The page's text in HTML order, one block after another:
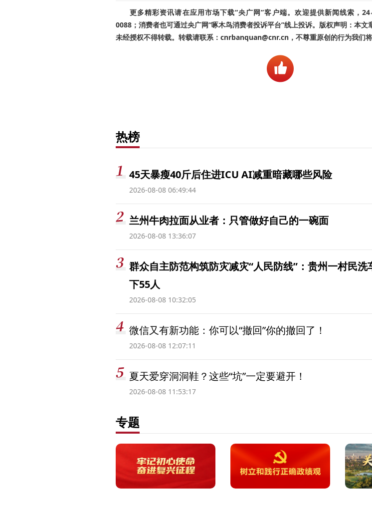
更多精彩资讯请在应用市场下载“央广网”客户端。欢迎提供新闻线索，
0088；消费者也可通过央广网“啄木鸟消费者投诉平台”线上投诉。版权声明：本文
未经授权不得转载。转载请联系：cnrbanquan@cnr.cn，不尊重原创的行为我们将
热榜
45天暴瘦40斤后住进ICU AI减重暗藏哪些风险
2026-08-08 06:49:44
兰州牛肉拉面从业者：只管做好自己的一碗面
2026-08-08 13:36:07
群众自主防范构筑防灾减灾“人民防线”：贵州一村民洗
下55人
2026-08-08 10:32:05
微信又有新功能：你可以“撤回”你的撤回了！
2026-08-08 12:07:11
夏天爱穿洞洞鞋？这些“坑”一定要避开！
2026-08-08 11:53:17
专题